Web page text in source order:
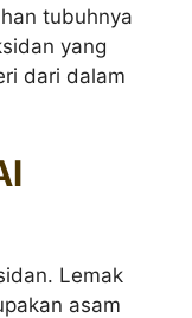
tubuhnya
yang
dari dalam
Lemak
asam